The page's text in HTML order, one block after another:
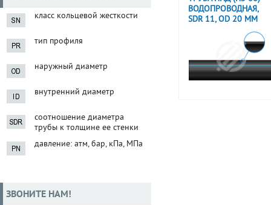
ВОДОПРОВОДНАЯ,
SDR 11, OD 20 ММ
класс кольцевой жесткости
тип профиля
наружный диаметр
внутренний диаметр
соотношение диаметра
трубы к толщине ее стенки
давление: атм, бар, кПа, МПа
ЗВОНИТЕ НАМ!